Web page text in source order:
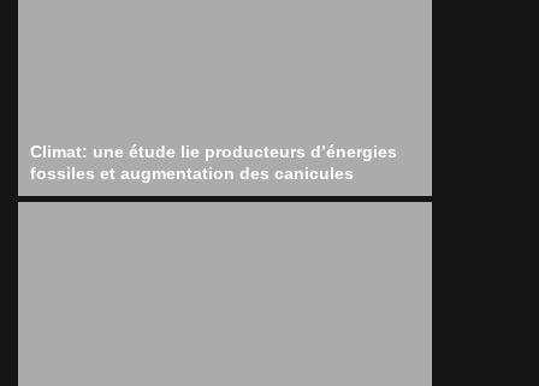
Climat: une étude lie producteurs d’énergies
fossiles et augmentation des canicules